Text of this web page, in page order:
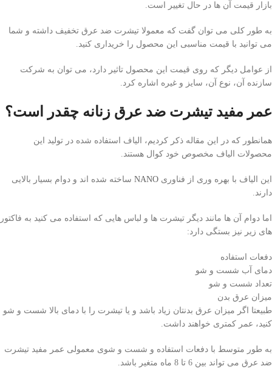
بازار قیمت آن ها در حال تغییر است.
به طور کلی می توان گفت که معمولا تیشرت ضد عرق تخفیف داشته و شما
می توانید با قیمت مناسبی این محصول را خریداری کنید.
از عوامل دیگر که روی قیمت این محصول تاثیر دارد، می توان به شرکت
سازنده آن، نوع آن، سایز و غیره اشاره کرد.
عمر مفید تیشرت ضد عرق زنانه چقدر است؟
همانطور که در این مقاله ذکر کردیم، الیاف استفاده شده در تولید این
محصولات الیاف مخصوص خود کوال هستند.
این الیاف با بهره وری از فناوری NANO ساخته شده اند و دوام بسیار بالایی
دارند.
اما دوام آن ها مانند دیگر تیشرت ها و لباس هایی که استفاده می کنید به فاکتور
های زیر نیز بستگی دارد:
دفعات استفاده
دمای آب شست و شو
تعداد شست و شو
میزان عرق بدن
طبیعتا اگر میزان عرق بدنتان زیاد باشد و یا تیشرت را با دمای بالا شست و شو
کنید، عمر کمتری خواهند داشت.
به طور متوسط با دفعات استفاده و شست و شوی معمولی عمر مفید تیشرت
ضد عرق می تواند بین 6 تا 8 ماه متغیر باشد.